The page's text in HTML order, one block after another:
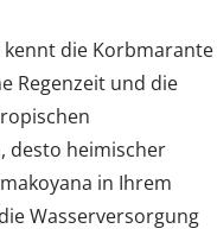
die Korbmarante
Regenzeit und die
desto heimischer
in Ihrem
Wasserversorgung